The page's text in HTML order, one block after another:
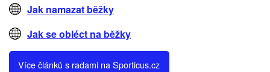
Jak namazat běžky
Jak se obléct na běžky
Více článků s radami na Sporticus.cz